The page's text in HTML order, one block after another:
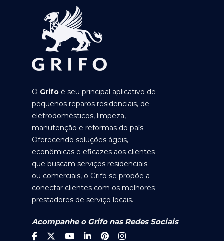
O Grifo é seu principal aplicativo de
pequenos reparos residenciais, de
eletrodomésticos, limpeza,
manutenção e reformas do país.
Oferecendo soluções ágeis,
econômicas e eficazes aos clientes
que buscam serviços residenciais
ou comerciais, o Grifo se propõe a
conectar clientes com os melhores
prestadores de serviço locais.
Acompanhe o Grifo nas Redes Sociais